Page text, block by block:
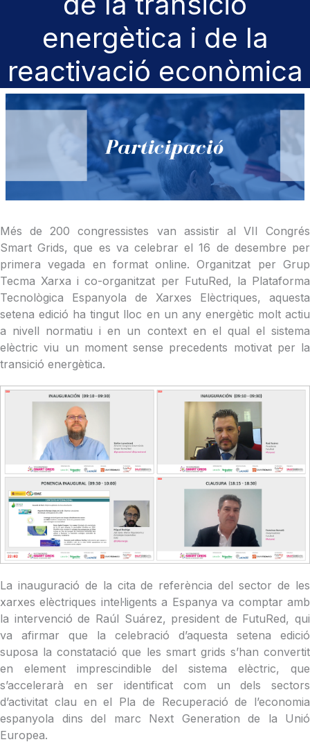
energètica i de la
reactivació econòmica
Més de 200 congressistes van assistir al VII Congrés
Smart Grids, que es va celebrar el 16 de desembre per
primera vegada en format online. Organitzat per Grup
Tecma Xarxa i co-organitzat per FutuRed, la Plataforma
Tecnològica Espanyola de Xarxes Elèctriques, aquesta
setena edició ha tingut lloc en un any energètic molt actiu
a nivell normatiu i en un context en el qual el sistema
elèctric viu un moment sense precedents motivat per la
transició energètica.
La inauguració de la cita de referència del sector de les
xarxes elèctriques intel·ligents a Espanya va comptar amb
la intervenció de Raúl Suárez, president de FutuRed, qui
va afirmar que la celebració d’aquesta setena edició
suposa la constatació que les smart grids s’han convertit
en element imprescindible del sistema elèctric, que
s’accelerarà en ser identificat com un dels sectors
d’activitat clau en el Pla de Recuperació de l’economia
espanyola dins del marc Next Generation de la Unió
Europea.